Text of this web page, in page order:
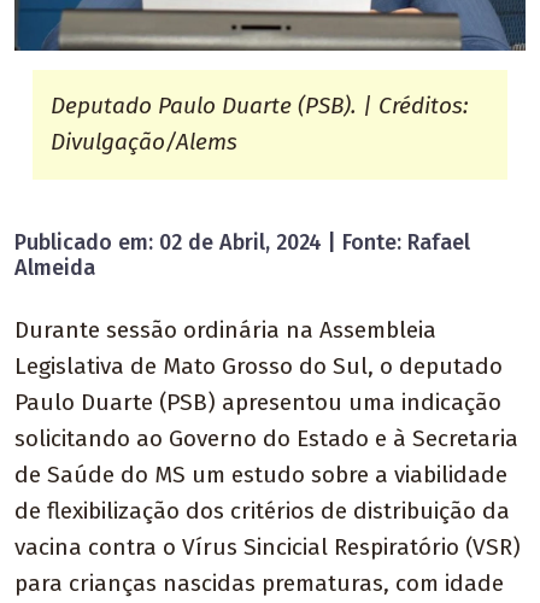
Deputado Paulo Duarte (PSB). | Créditos:
Divulgação/Alems
Publicado em: 02 de Abril, 2024 | Fonte: Rafael
Almeida
Durante sessão ordinária na Assembleia
Legislativa de Mato Grosso do Sul, o deputado
Paulo Duarte (PSB) apresentou uma indicação
solicitando ao Governo do Estado e à Secretaria
de Saúde do MS um estudo sobre a viabilidade
de flexibilização dos critérios de distribuição da
vacina contra o Vírus Sincicial Respiratório (VSR)
para crianças nascidas prematuras, com idade